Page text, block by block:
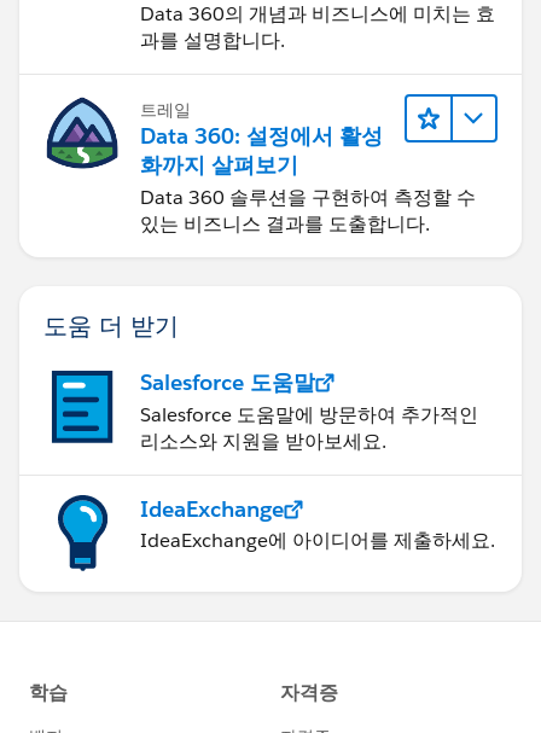
Data 360의 개념과 비즈니스에 미치는 효
과를 설명합니다.
트레일
Data 360: 설정에서 활성
화까지 살펴보기
Data 360 솔루션을 구현하여 측정할 수
있는 비즈니스 결과를 도출합니다.
도움 더 받기
Salesforce 도움말
Salesforce 도움말에 방문하여 추가적인
리소스와 지원을 받아보세요.
IdeaExchange
IdeaExchange에 아이디어를 제출하세요.